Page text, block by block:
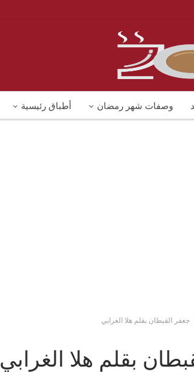
وصفات شهر رمضان أطباق رئيسية
جعفر القبطان بقلم هلا الغرابي
بقلم هلا الغرابي